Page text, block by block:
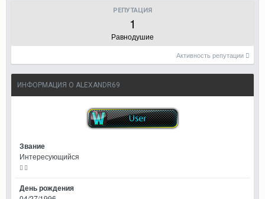
РЕПУТАЦИЯ
1
Равнодушие
Активность репутации
ИНФОРМАЦИЯ О ALEXANDR69
Звание
Интересующийся
День рождения